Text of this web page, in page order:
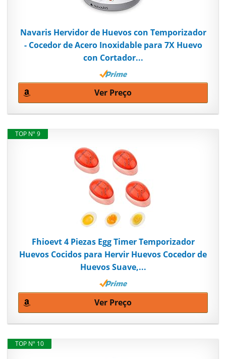
Navaris Hervidor de Huevos con Temporizador
- Cocedor de Acero Inoxidable para 7X Huevo
con Cortador...
Ver Preço
TOP Nº 9
Fhioevt 4 Piezas Egg Timer Temporizador
Huevos Cocidos para Hervir Huevos Cocedor de
Huevos Suave,...
Ver Preço
TOP Nº 10